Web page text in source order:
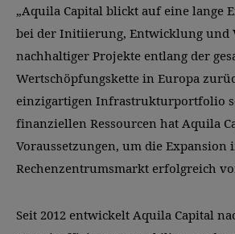
„Aquila Capital blickt auf eine lange
bei der Initiierung, Entwicklung und
nachhaltiger Projekte entlang der
Wertschöpfungskette in Europa
einzigartigen Infrastrukturportfolio
finanziellen Ressourcen hat Aquila
Voraussetzungen, um die Expansion
Rechenzentrumsmarkt erfolgreich
Seit 2012 entwickelt Aquila Capital